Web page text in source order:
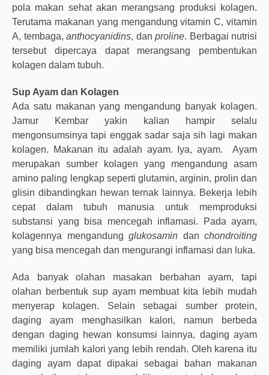
pola makan sehat akan merangsang produksi kolagen.
Terutama makanan yang mengandung vitamin C, vitamin
A, tembaga, anthocyanidins, dan proline. Berbagai nutrisi
tersebut dipercaya dapat merangsang pembentukan
kolagen dalam tubuh.
Sup Ayam dan Kolagen
Ada satu makanan yang mengandung banyak kolagen.
Jamur Kembar yakin kalian hampir selalu
mengonsumsinya tapi enggak sadar saja sih lagi makan
kolagen. Makanan itu adalah ayam. Iya, ayam.
Ayam
merupakan sumber kolagen yang mengandung asam
amino paling lengkap seperti glutamin, arginin, prolin dan
glisin dibandingkan hewan ternak lainnya. Bekerja lebih
cepat dalam tubuh manusia untuk memproduksi
substansi yang bisa mencegah inflamasi. Pada ayam,
kolagennya mengandung glukosamin dan chondroiting
yang bisa mencegah dan mengurangi inflamasi dan luka.
Ada banyak olahan masakan berbahan ayam, tapi
olahan berbentuk sup ayam membuat kita lebih mudah
menyerap kolagen. Selain sebagai sumber protein,
daging ayam menghasilkan kalori, namun berbeda
dengan daging hewan konsumsi lainnya, daging ayam
memiliki jumlah kalori yang lebih rendah. Oleh karena itu
daging ayam dapat dipakai sebagai bahan makanan